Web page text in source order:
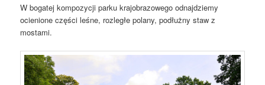
W bogatej kompozycji parku krajobrazowego odnajdziemy
ocienione części leśne, rozległe polany, podłużny staw z
mostami.